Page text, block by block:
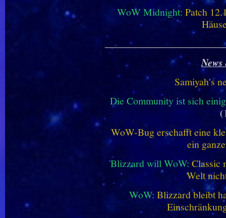
WoW Midnight: Patch
Samiyah's
Die Community ist sich
WoW-Bug erschafft eine
ein
Blizzard will WoW: Classic
Welt
WoW: Blizzard bleibt